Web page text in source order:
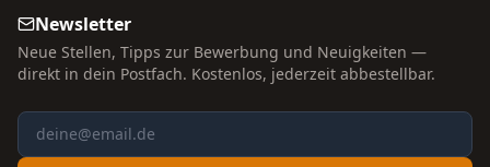
Newsletter
Neue Stellen, Tipps zur Bewerbung und Neuigkeiten —
direkt in dein Postfach. Kostenlos, jederzeit abbestellbar.